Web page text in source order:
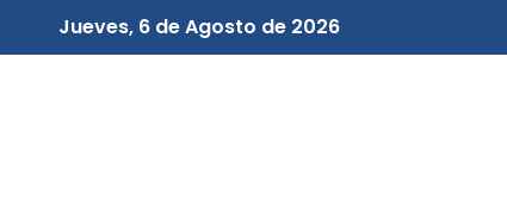
Jueves, 6 de Agosto de 2026